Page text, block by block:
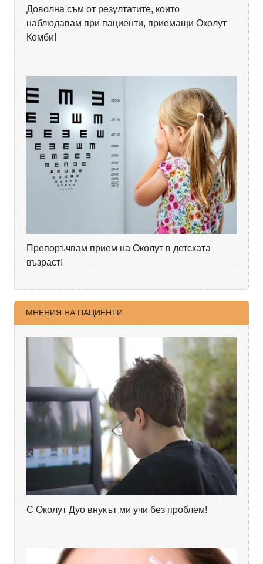
Доволна съм от резултатите, които
наблюдавам при пациенти, приемащи Околут
Комби!
Препоръчвам прием на Околут в детската
възраст!
МНЕНИЯ НА ПАЦИЕНТИ
С Околут Дуо внукът ми учи без проблем!